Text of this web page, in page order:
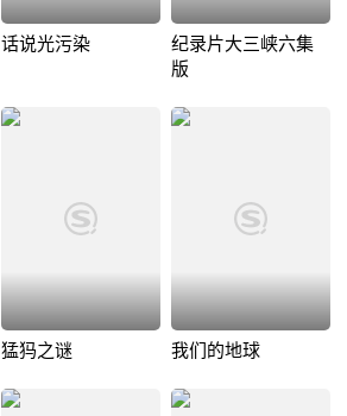
话说光污染
纪录片大三峡六集
版
猛犸之谜 我们的地球